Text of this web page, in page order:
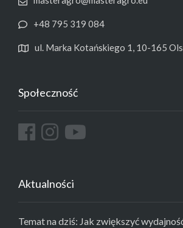
+48 795 319 084
ul. Marka Kotańskiego 1, 10-165
Społeczność
Aktualności
Temat na dziś: Jak zwiększyć